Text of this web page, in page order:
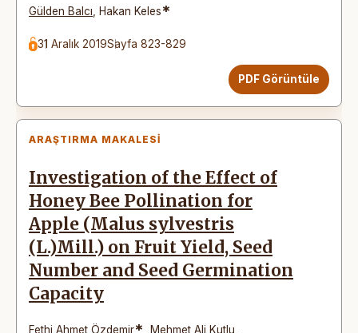
Gülden Balcı Hakan Keles*
31 Aralık 2019Sayfa 823-829
PDF Görüntüle
ARAŞTIRMA MAKALESI
Investigation of the Effect of
Honey Bee Pollination for
Apple (Malus sylvestris
(L.)Mill.) on Fruit Yield, Seed
Number and Seed Germination
Capacity
Fethi Ahmet Özdemir Mehmet Ali Kutlu